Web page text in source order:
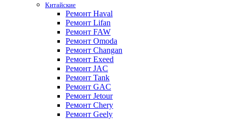
Китайские
Ремонт Haval
Ремонт Lifan
Ремонт FAW
Ремонт Omoda
Ремонт Changan
Ремонт Exeed
Ремонт JAC
Ремонт Tank
Ремонт GAC
Ремонт Jetour
Ремонт Chery
Ремонт Geely